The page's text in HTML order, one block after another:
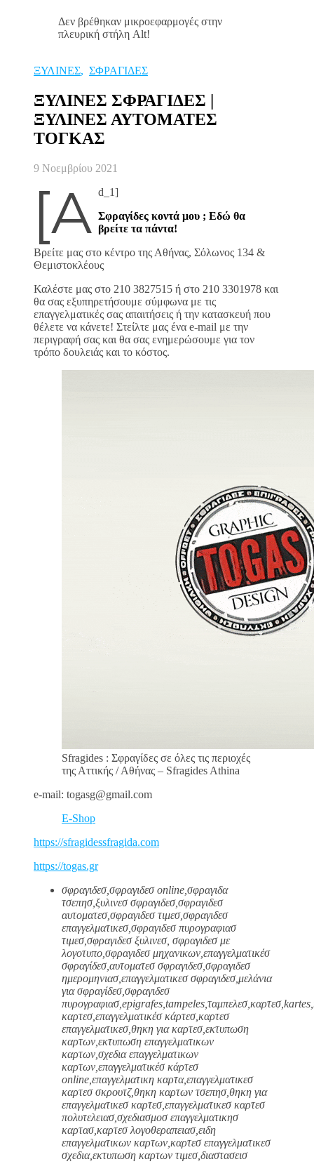
Δεν βρέθηκαν μικροεφαρμογές στην
πλευρική στήλη Alt!
ΞΥΛΙΝΕΣ, ΣΦΡΑΓΙΔΕΣ
ΞΥΛΙΝΕΣ ΣΦΡΑΓΙΔΕΣ |
ΞΥΛΙΝΕΣ ΑΥΤΟΜΑΤΕΣ
ΤΟΓΚΑΣ
9 Νοεμβρίου 2021
[a d_1]
Σφραγίδες κοντά μου ; Εδώ θα
βρείτε τα πάντα!
Βρείτε μας στο κέντρο της Αθήνας, Σόλωνος 134 &
Θεμιστοκλέους
Καλέστε μας στο 210 3827515 ή στο 210 3301978 και
θα σας εξυπηρετήσουμε σύμφωνα με τις
επαγγελματικές σας απαιτήσεις ή την κατασκευή που
θέλετε να κάνετε! Στείλτε μας ένα e-mail με την
περιγραφή σας και θα σας ενημερώσουμε για τον
τρόπο δουλειάς και το κόστος.
Sfragides : Σφραγίδες σε όλες τις περιοχές
της Αττικής / Αθήνας – Sfragides Athina
e-mail: togasg@gmail.com
E-Shop
https://sfragidessfragida.com
https://togas.gr
σφραγιδεσ,σφραγιδεσ online,σφραγιδα
τσεπησ,ξυλινεσ σφραγιδεσ,σφραγιδεσ
αυτοματεσ,σφραγιδεσ τιμεσ,σφραγιδεσ
επαγγελματικεσ,σφραγιδεσ πυρογραφιασ
τιμεσ,σφραγιδεσ ξυλινεσ, σφραγιδεσ με
λογοτυπο,σφραγιδεσ μηχανικων,επαγγελματικέσ
σφραγίδεσ,αυτοματεσ σφραγιδεσ,σφραγιδεσ
ημερομηνιασ,επαγγελματικεσ σφραγιδεσ,μελάνια
για σφραγίδεσ,σφραγιδεσ
καρτεσ,επαγγελματικέσ κάρτεσ,καρτεσ
επαγγελματικεσ,θηκη για καρτεσ,εκτυπωση
καρτων,εκτυπωση επαγγελματικων
καρτων,σχεδια επαγγελματικων
καρτων,επαγγελματικέσ κάρτεσ
online,επαγγελματικη καρτα,επαγγελματικεσ
καρτεσ σκρουτζ,θηκη καρτων τσεπησ,θηκη για
επαγγελματικεσ καρτεσ,επαγγελματικεσ καρτεσ
πολυτελειασ,σχεδιασμοσ επαγγελματικησ
καρτασ,καρτεσ λογοθεραπειασ,ειδη
επαγγελματικων καρτων,καρτεσ επαγγελματικεσ
σχεδια,εκτυπωση καρτων τιμεσ,διαστασεισ